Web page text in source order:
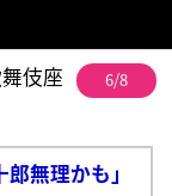
伎座
6/8
無理かも」